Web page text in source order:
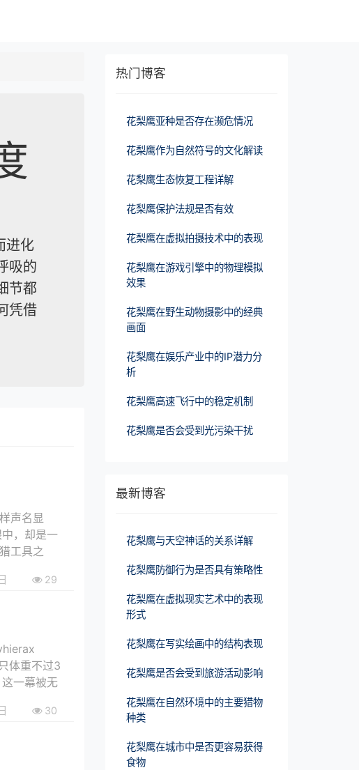
进化
吸的
节都
凭借
声名显
，却是一
工具之
29
体重不过3
一幕被无
30
热门博客
花梨鹰亚种是否存在濒危情况
花梨鹰作为自然符号的文化解读
花梨鹰生态恢复工程详解
花梨鹰保护法规是否有效
花梨鹰在虚拟拍摄技术中的表现
花梨鹰在游戏引擎中的物理模拟
效果
花梨鹰在野生动物摄影中的经典
画面
花梨鹰在娱乐产业中的IP潜力分
析
花梨鹰高速飞行中的稳定机制
花梨鹰是否会受到光污染干扰
最新博客
花梨鹰与天空神话的关系详解
花梨鹰防御行为是否具有策略性
花梨鹰在虚拟现实艺术中的表现
形式
花梨鹰在写实绘画中的结构表现
花梨鹰是否会受到旅游活动影响
花梨鹰在自然环境中的主要猎物
种类
花梨鹰在城市中是否更容易获得
食物